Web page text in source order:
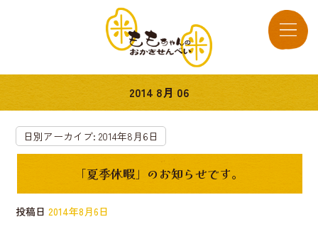
2014 8月 06
日別アーカイブ:2014年8月6日
「夏季休暇」のお知らせです。
投稿日 2014年8月6日